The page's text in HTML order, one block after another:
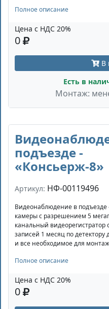
Полное описание
Цена с НДС 20%
0
В
Есть в
Монтаж:
подъезде -
«Консьерж-8»
Артикул: НФ-00119496
Видеонаблюдение в
камеры с разрешением 5
канальный
записей 1 месяц по
и все необходимое для
Полное описание
Цена с НДС 20%
0